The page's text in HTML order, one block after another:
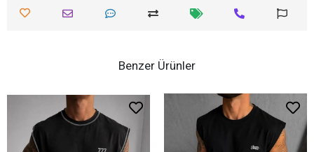
Benzer Ürünler